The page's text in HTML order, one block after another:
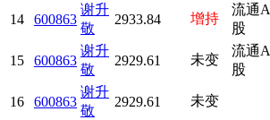
14 600863
谢升
敬
2933.84 增持
流通A
股
15 600863
谢升
敬
2929.61 未变
流通A
股
16 600863
谢升
敬
2929.61 未变